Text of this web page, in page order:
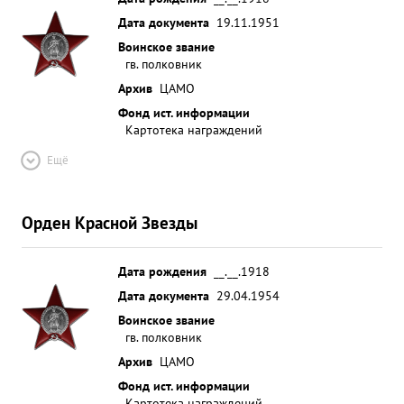
Дата документа 19.11.1951
Воинское звание
гв. полковник
Архив ЦАМО
Фонд ист. информации
Картотека награждений
Ещё
Орден Красной Звезды
Дата рождения
__.__.1918
Дата документа 29.04.1954
Воинское звание
гв. полковник
Архив ЦАМО
Фонд ист. информации